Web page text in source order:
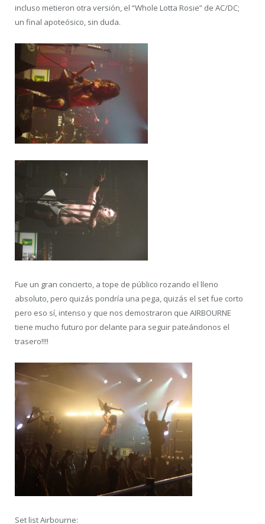
incluso metieron otra versión, el “Whole Lotta Rosie” de AC/DC;
un final apoteósico, sin duda.
Fue un gran concierto, a tope de público rozando el lleno
absoluto, pero quizás pondría una pega, quizás el set fue corto
pero eso sí, intenso y que nos demostraron que AIRBOURNE
tiene mucho futuro por delante para seguir pateándonos el
trasero!!!!
Set list Airbourne: